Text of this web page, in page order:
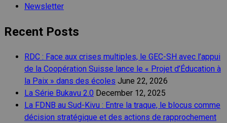
Newsletter
Recent Posts
RDC : Face aux crises multiples, le GEC-SH avec l’appui
de la Coopération Suisse lance le « Projet d’Éducation à
la Paix » dans des écoles June 22, 2026
La Série Bukavu 2.0 December 12, 2025
La FDNB au Sud-Kivu : Entre la traque, le blocus comme
décision stratégique et des actions de rapprochement